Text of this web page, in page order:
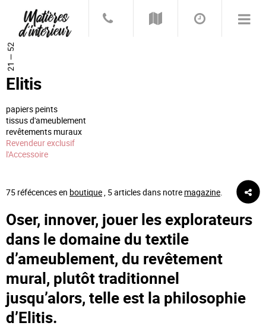
21 — 52
Elitis
papiers peints
tissus d'ameublement
revêtements muraux
Revendeur exclusif
l'Accessoire
75 réfécences en boutique, 5 articles dans notre magazine.
Oser, innover, jouer les explorateurs
dans le domaine du textile
d’ameublement, du revêtement
mural, plutôt traditionnel
jusqu’alors, telle est la philosophie
d’Elitis.